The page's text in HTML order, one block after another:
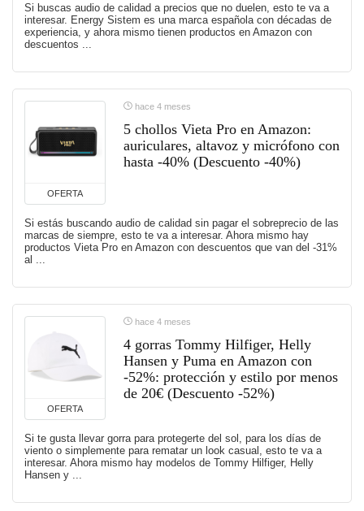
Si buscas audio de calidad a precios que no duelen, esto te va a
interesar. Energy Sistem es una marca española con décadas de
experiencia, y ahora mismo tienen productos en Amazon con
descuentos ...
OFERTA
hace 4 meses
5 chollos Vieta Pro en Amazon:
auriculares, altavoz y micrófono con
hasta -40% (Descuento -40%)
Si estás buscando audio de calidad sin pagar el sobreprecio de las
marcas de siempre, esto te va a interesar. Ahora mismo hay
productos Vieta Pro en Amazon con descuentos que van del -31%
al ...
OFERTA
hace 4 meses
4 gorras Tommy Hilfiger, Helly
Hansen y Puma en Amazon con
-52%: protección y estilo por menos
de 20€ (Descuento -52%)
Si te gusta llevar gorra para protegerte del sol, para los días de
viento o simplemente para rematar un look casual, esto te va a
interesar. Ahora mismo hay modelos de Tommy Hilfiger, Helly
Hansen y ...